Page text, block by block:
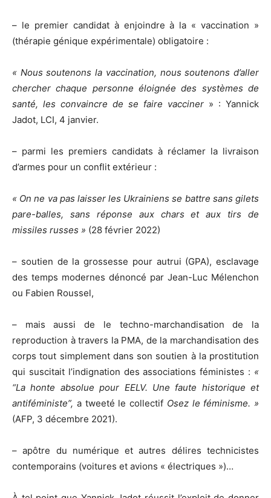
– le premier candidat à enjoindre à la « vaccination »
(thérapie génique expérimentale) obligatoire :
« Nous soutenons la vaccination, nous soutenons d’aller
chercher chaque personne éloignée des systèmes de
santé, les convaincre de se faire vacciner » : Yannick
Jadot, LCI, 4 janvier.
– parmi les premiers candidats à réclamer la livraison
d’armes pour un conflit extérieur :
« On ne va pas laisser les Ukrainiens se battre sans gilets
pare-balles, sans réponse aux chars et aux tirs de
missiles russes » (28 février 2022)
– soutien de la grossesse pour autrui (GPA), esclavage
des temps modernes dénoncé par Jean-Luc Mélenchon
ou Fabien Roussel,
– mais aussi de le techno-marchandisation de la
reproduction à travers la PMA, de la marchandisation des
corps tout simplement dans son soutien à la prostitution
qui suscitait l’indignation des associations féministes : «
“La honte absolue pour EELV. Une faute historique et
antiféministe”, a tweeté le collectif Osez le féminisme. »
(AFP, 3 décembre 2021).
– apôtre du numérique et autres délires technicistes
contemporains (voitures et avions « électriques »)…